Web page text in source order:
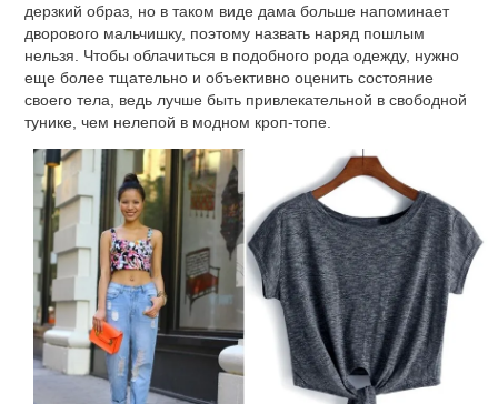
дерзкий образ, но в таком виде дама больше напоминает
дворового мальчишку, поэтому назвать наряд пошлым
нельзя. Чтобы облачиться в подобного рода одежду, нужно
еще более тщательно и объективно оценить состояние
своего тела, ведь лучше быть привлекательной в свободной
тунике, чем нелепой в модном кроп-топе.